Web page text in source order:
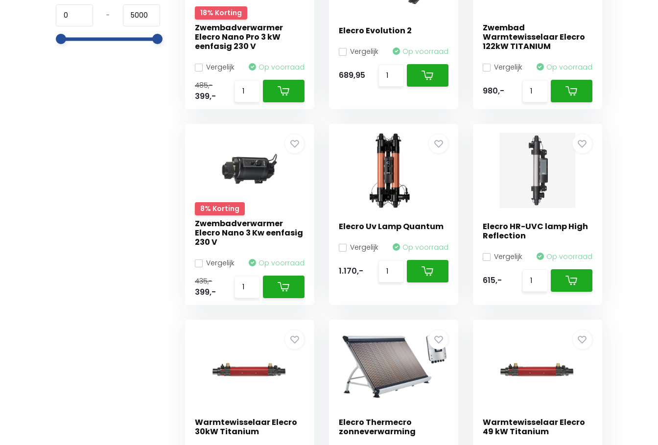
- 18% Korting
Zwembadverwarmer
Elecro Nano Pro 3 kW
eenfasig 230 V
Vergelijk
Op voorraad
485,-
399,-
Elecro Evolution 2
Vergelijk Op voorraad
689,95
Zwembad
Warmtewisselaar Elecro
122kW TITANIUM
Vergelijk Op voorraad
980,-
8% Korting
Zwembadverwarmer
Elecro Nano 3 Kw eenfasig
230 V
Vergelijk
Op voorraad
435,-
399,-
Elecro Uv Lamp Quantum
Vergelijk Op voorraad
1.170,-
Elecro HR-UVC lamp High
Reflection
Vergelijk Op voorraad
615,-
Warmtewisselaar Elecro
30kW Titanium
Elecro Thermecro
zonneverwarming
Warmtewisselaar Elecro
49 kW Titanium